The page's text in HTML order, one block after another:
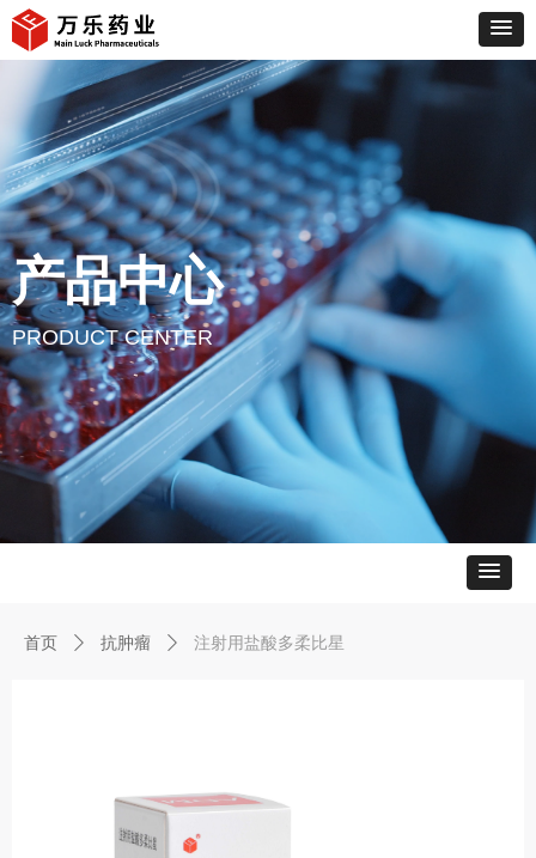
首页 ꄲ 抗肿瘤 ꄲ 注射用盐酸多柔比星
产品中心
PRODUCT CENTER